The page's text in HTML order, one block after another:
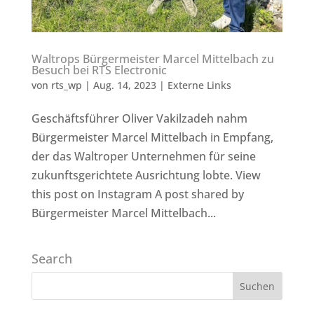
Waltrops Bürgermeister Marcel Mittelbach zu
Besuch bei RTS Electronic
von rts_wp | Aug. 14, 2023| Externe Links
Geschäftsführer Oliver Vakilzadeh nahm
Bürgermeister Marcel Mittelbach in Empfang,
der das Waltroper Unternehmen für seine
zukunftsgerichtete Ausrichtung lobte. View
this post on Instagram A post shared by
Bürgermeister Marcel Mittelbach...
Search